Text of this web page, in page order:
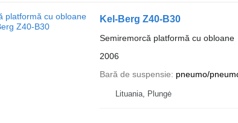
Kel-Berg Z40-B30
Semiremorcă platformă cu obloane
2006
Bară de suspensie
pneumo/
Lituania, Plungė